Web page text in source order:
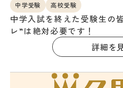
企業・メディア
中学受験 高校受験
中学入試を終えた受験生の
レ”は絶対必要です！
詳細を